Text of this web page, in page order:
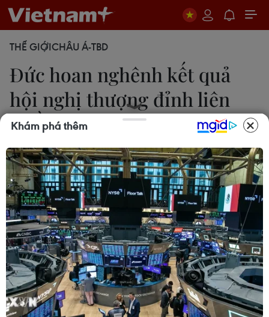
THẾ GIỚICHÂU Á-TBD
Đức hoan nghênh kết quả
hội nghị thượng đỉnh liên
Triều
27/04/2018 22:58
Đức đã bày tỏ hoan nghênh hội nghị thượng đỉnh
liên Triều mang tính lịch sử, coi đây là một bước
tiến quan trọng và đúng đắn mang lại hòa bình và
ổn định trên Bán đảo Triều Tiên.
Khám phá thêm